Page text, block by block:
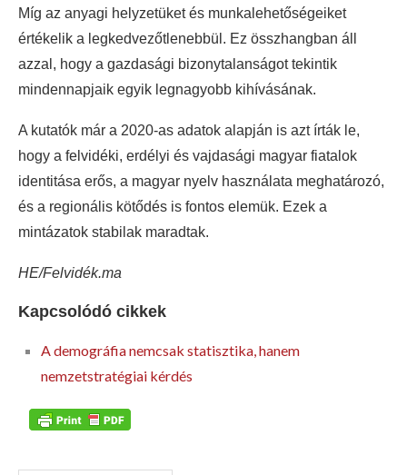
Míg az anyagi helyzetüket és munkalehetőségeiket
értékelik a legkedvezőtlenebbül. Ez összhangban áll
azzal, hogy a gazdasági bizonytalanságot tekintik
mindennapjaik egyik legnagyobb kihívásának.
A kutatók már a 2020-as adatok alapján is azt írták le,
hogy a felvidéki, erdélyi és vajdasági magyar fiatalok
identitása erős, a magyar nyelv használata meghatározó,
és a regionális kötődés is fontos elemük. Ezek a
mintázatok stabilak maradtak.
HE/Felvidék.ma
Kapcsolódó cikkek
A demográfia nemcsak statisztika, hanem
nemzetstratégiai kérdés